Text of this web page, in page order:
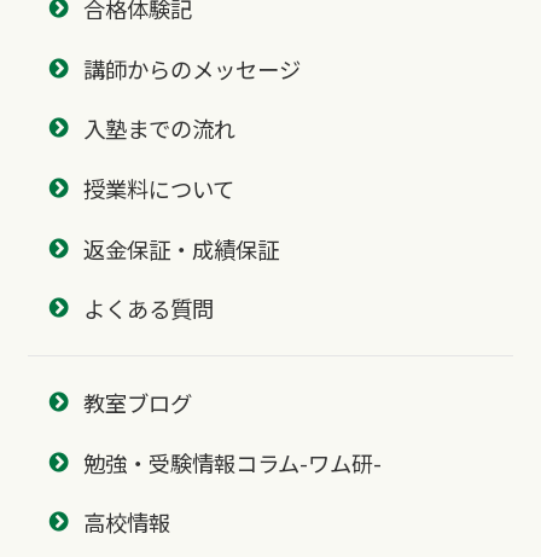
合格体験記
講師からのメッセージ
入塾までの流れ
授業料について
返金保証・成績保証
よくある質問
教室ブログ
勉強・受験情報コラム-ワム研-
高校情報